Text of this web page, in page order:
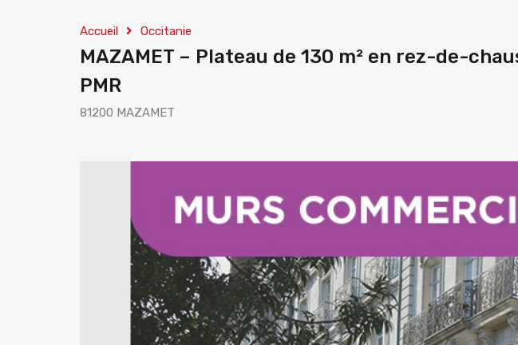
Accueil Occitanie
MAZAMET – Plateau de 130 m² en rez-de-
PMR
81200 MAZAMET